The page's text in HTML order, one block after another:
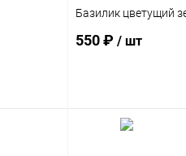
Базилик цветущий
550 ₽ / шт